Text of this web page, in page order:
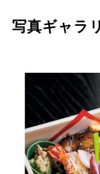
写真ギャラ